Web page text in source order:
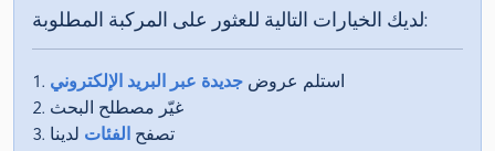
لديك الخيارات التالية للعثور على المركبة المطلوبة:
استلم عروض جديدة عبر البريد الإلكتروني
غيّر مصطلح البحث
تصفح الفئات لدينا